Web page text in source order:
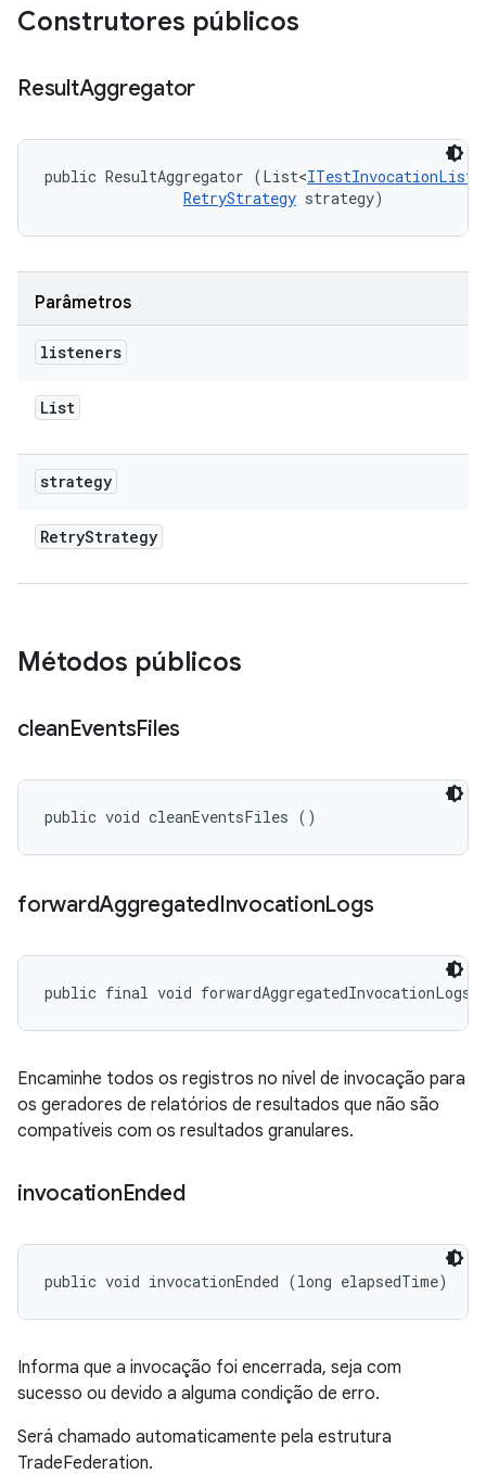
Construtores públicos
ResultAggregator
public ResultAggregator (List<
RetryStrategy strategy)
Parâmetros
listeners
List
strategy
RetryStrategy
Métodos públicos
cleanEventsFiles
public void cleanEventsFiles ()
forwardAggregatedInvocationLogs
public final void forwardAggregatedInvocationLogs
Encaminhe todos os registros no nível de invocação para
os geradores de relatórios de resultados que não são
compatíveis com os resultados granulares.
invocationEnded
public void invocationEnded (long elapsedTime)
Informa que a invocação foi encerrada, seja com
sucesso ou devido a alguma condição de erro.
Será chamado automaticamente pela estrutura
TradeFederation.